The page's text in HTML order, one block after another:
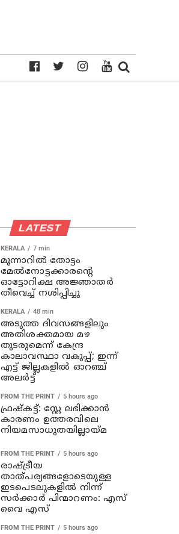
LATEST
KERALA 7 min
മൂന്നാറില്‍ തോട്ടം
മേല്‍നോട്ടക്കാരന്റെ
ഓട്ടോറിക്ഷ അജ്ഞാതര്‍
തീവെച്ച് നശിപ്പിച്ചു
KERALA 48 min
അടുത്ത ദിവസങ്ങളിലും
അതിശക്തമായ മഴ
തുടരുമെന്ന് കേന്ദ്ര
കാലാവസ്ഥാ വകുപ്പ്; ഇന്ന്
എട്ട് ജില്ലകളിൽ ഓറഞ്ച്
അലർട്ട്
FROM THE PRINT 5 hours ago
ഫ്രഷ്‌കട്ട്: സ്റ്റേ ലഭിക്കാന്‍
കാരണം ഉത്തരവിലെ
നിയമസാധുതയില്ലായ്മ
FROM THE PRINT 5 hours ago
രാഷ്ട്രീയ
താത്പര്യങ്ങളോടെയുള്ള
ഇടപെടലുകളില്‍ നിന്ന്
സര്‍ക്കാര്‍ പിന്മാറണം: എസ്
വൈ എസ്
FROM THE PRINT 5 hours ago